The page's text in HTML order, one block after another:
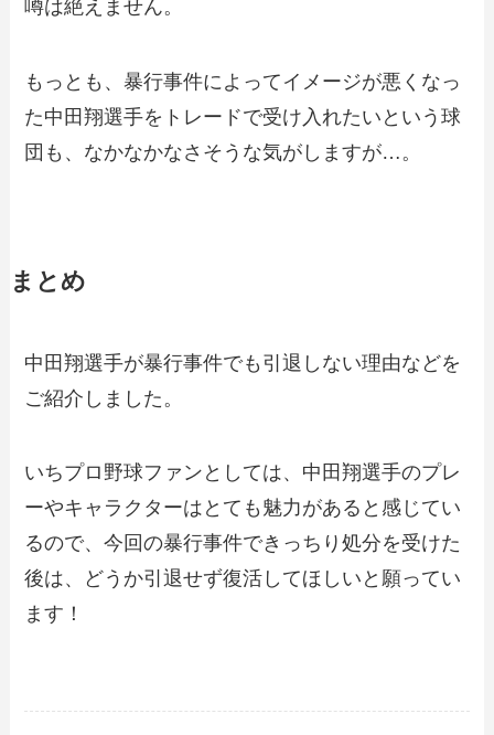
噂は絶えません。
もっとも、暴行事件によってイメージが悪くなっ
た中田翔選手をトレードで受け入れたいという球
団も、なかなかなさそうな気がしますが…。
まとめ
中田翔選手が暴行事件でも引退しない理由などを
ご紹介しました。
いちプロ野球ファンとしては、中田翔選手のプレ
ーやキャラクターはとても魅力があると感じてい
るので、今回の暴行事件できっちり処分を受けた
後は、どうか引退せず復活してほしいと願ってい
ます！